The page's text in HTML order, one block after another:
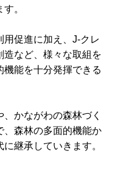
。
促進に加え、J-クレ
造など、様々な取組を
能を十分発揮できる
かながわの森林づく
、森林の多面的機能か
継承していきます。